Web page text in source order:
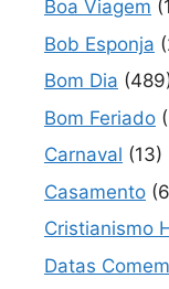
Boa Viagem
Bob Esponja
Bom Dia
Bom Feriado
Carnaval (13)
Casamento
Cristianismo
Datas